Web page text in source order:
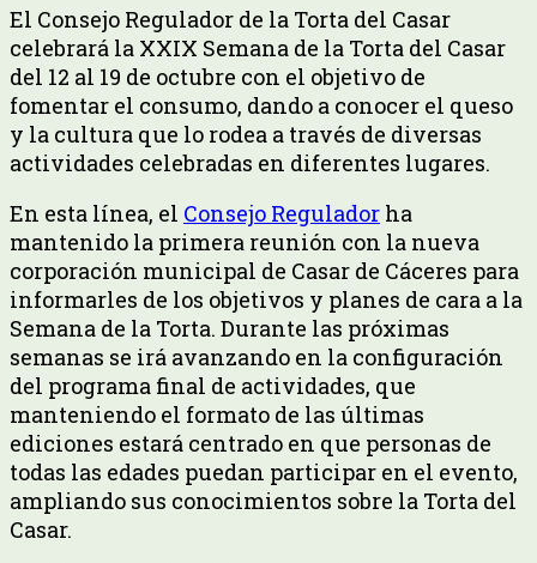
El Consejo Regulador de la Torta del Casar
celebrará la XXIX Semana de la Torta del Casar
del 12 al 19 de octubre con el objetivo de
fomentar el consumo, dando a conocer el queso
y la cultura que lo rodea a través de diversas
actividades celebradas en diferentes lugares.
En esta línea, el Consejo Regulador ha
mantenido la primera reunión con la nueva
corporación municipal de Casar de Cáceres para
informarles de los objetivos y planes de cara a la
Semana de la Torta. Durante las próximas
semanas se irá avanzando en la configuración
del programa final de actividades, que
manteniendo el formato de las últimas
ediciones estará centrado en que personas de
todas las edades puedan participar en el evento,
ampliando sus conocimientos sobre la Torta del
Casar.